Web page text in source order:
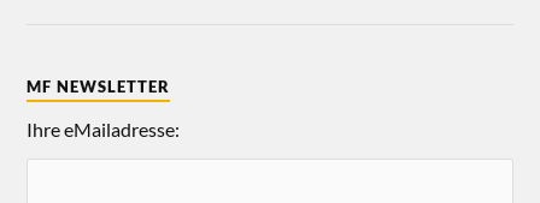
MF NEWSLETTER
Ihre eMailadresse: